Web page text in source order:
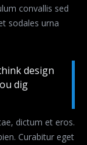
convallis sed
sodales urna
design
dig
dictum et eros.
Curabitur eget